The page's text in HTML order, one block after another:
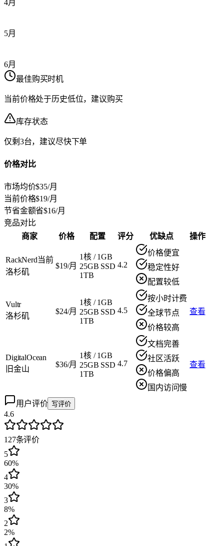
4月
5月
6月
最佳购买时机
当前价格处于历史低位，建议购买
库存状态
仅剩3台，建议尽快下单
价格对比
市场均价$35/月
当前价格$19/月
节省金额省$16/月
竞品对比
商家
价格 配置 评分 优缺点 操作
RackNerd当前
洛杉矶
$19/月
1核/1GB
25GB SSD
1TB
4.2
价格便宜
稳定性好
配置较低
Vultr
洛杉矶
$24/月
1核/1GB
25GB SSD
1TB
4.5
按小时计费
全球节点
价格较高
查看
DigitalOcean
旧金山
$36/月
1核/1GB
25GB SSD
1TB
4.7
文档完善
社区活跃
价格偏高
国内访问慢
查看
用户评价 写评价
4.6
127条评价
5
60%
4
30%
3
8%
2
2%